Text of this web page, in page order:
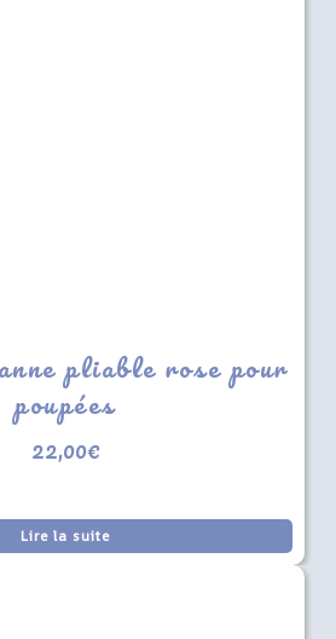
pliable rose pour
poupées
22,00€
Lire la suite